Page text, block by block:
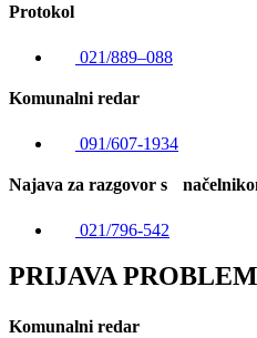
Protokol
021/889–088
Komunalni redar
091/607-1934
Najava za razgovor s
021/796-542
PRIJAVA
Komunalni redar